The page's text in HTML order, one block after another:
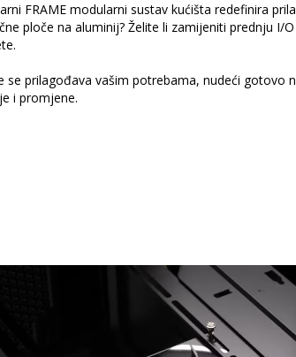
FRAME modularni sustav kućišta redefinira
ploče na aluminij? Želite li zamijeniti prednju I/
se prilagođava vašim potrebama, nudeći gotovo
i promjene.